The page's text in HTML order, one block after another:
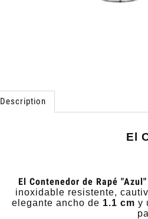
Description
El
El Contenedor de Rapé
inoxidable resistente,
elegante ancho de 1.1 cm y